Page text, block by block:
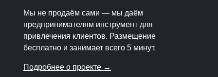
Мы не продаём сами — мы даём
предпринимателям инструмент для
привлечения клиентов. Размещение
бесплатно и занимает всего 5 минут.
Подробнее о проекте →